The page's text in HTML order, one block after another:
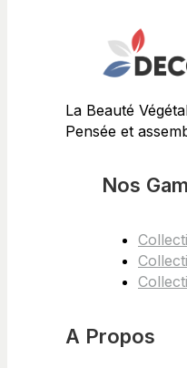
La Beauté
Pensée et
Nos
A Propos